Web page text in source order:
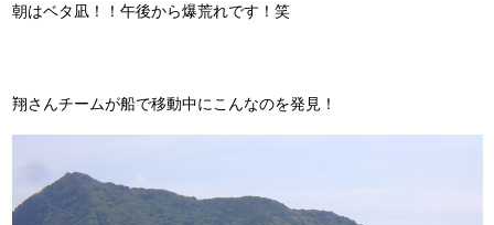
朝はベタ凪！！午後から爆荒れです！笑
翔さんチームが船で移動中にこんなのを発見！